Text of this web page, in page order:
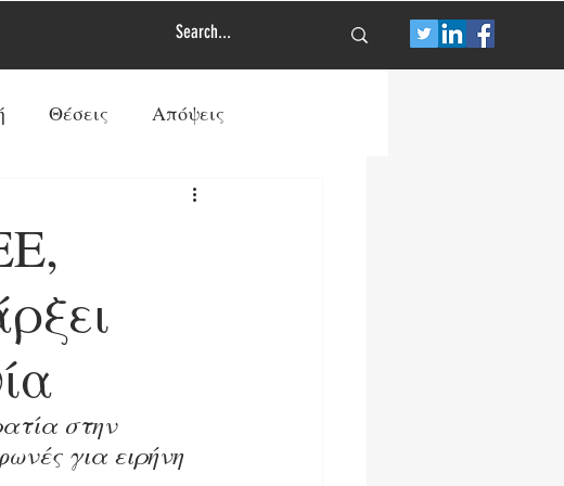
Θέσεις Απόψεις
Πολιτισμός
Ουκρανία
ΠΡΩΤΟΣΕΛΙΔΟ
στην
για ειρήνη